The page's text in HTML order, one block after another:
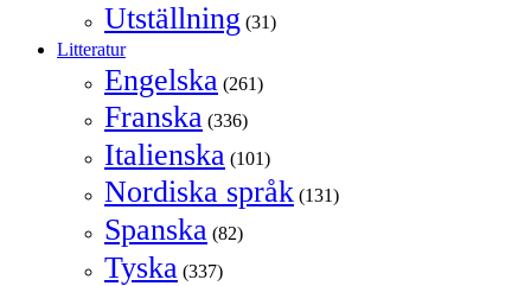
Utställning (31)
Litteratur
Engelska (261)
Franska (336)
Italienska (101)
Nordiska språk (131)
Spanska (82)
Tyska (337)